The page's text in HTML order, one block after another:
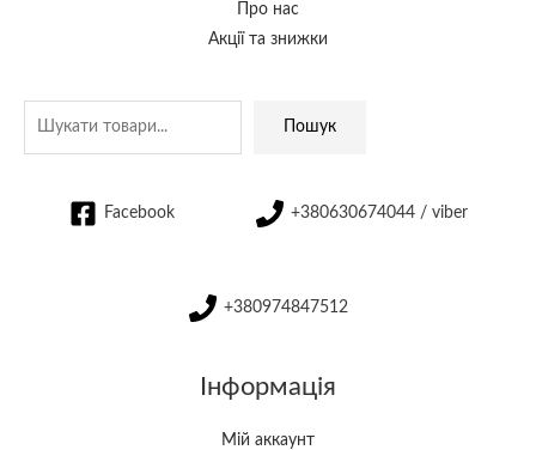
Про нас
Акції та знижки
Пошук
Facebook +380630674044 / viber
+380974847512
Інформація
Мій аккаунт